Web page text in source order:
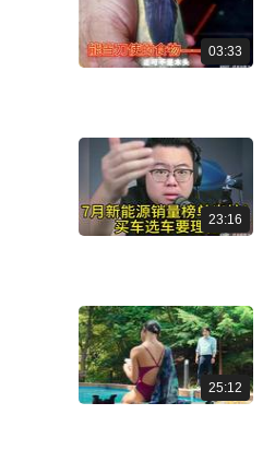
03:33
23:16
25:12